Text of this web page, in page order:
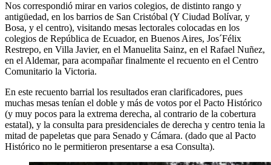
Nos correspondió mirar en varios colegios, de distinto rango y
antigüedad, en los barrios de San Cristóbal (Y Ciudad Bolívar, y
Bosa, y el centro), visitando mesas lectorales colocadas en los
colegios de República de Ecuador, en Buenos Aires, Jos´Félix
Restrepo, en Villa Javier, en el Manuelita Sainz, en el Rafael Nuñez,
en el Aldemar, para acompañar finalmente el recuento en el Centro
Comunitario la Victoria.
En este recuento barrial los resultados eran clarificadores, pues
muchas mesas tenían el doble y más de votos por el Pacto Histórico
(y muy pocos para la extrema derecha, al contrario de la cobertura
estatal), y la consulta para presidenciales de derecha y centro tenia la
mitad de papeletas que para Senado y Cámara. (dado que al Pacto
Histórico no le permitieron presentarse a esa Consulta).